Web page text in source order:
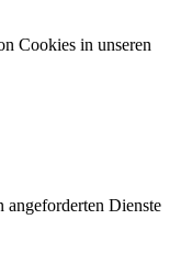
Cookies in unseren
angeforderten Dienste